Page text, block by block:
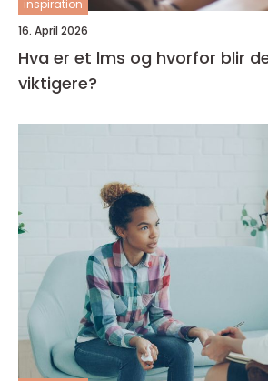
inspiration
16. April 2026
Hva er et lms og hvorfor blir
viktigere?